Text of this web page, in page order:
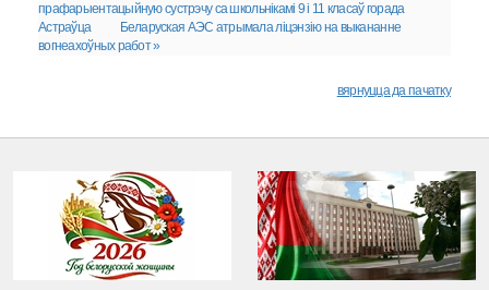
прафарыентацыйную сустрэчу са школьнікамі 9 і 11 класаў горада
Астраўца
Беларуская АЭС атрымала ліцэнзію на выкананне
вогнеахоўных работ »
вярнуцца да пачатку